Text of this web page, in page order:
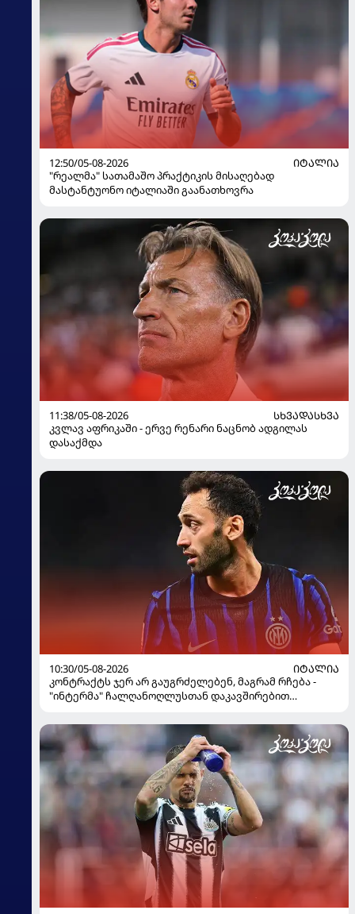
12:50/05-08-2026
ᲘᲢᲐᲚᲘᲐ
"რეალმა" სათამაშო პრაქტიკის მისაღებად
მასტანტუონო იტალიაში გაანათხოვრა
11:38/05-08-2026
ᲡᲮᲕᲐᲓᲐᲡᲮᲕᲐ
კვლავ აფრიკაში - ერვე რენარი ნაცნობ ადგილას
დასაქმდა
10:30/05-08-2026
ᲘᲢᲐᲚᲘᲐ
კონტრაქტს ჯერ არ გაუგრძელებენ, მაგრამ რჩება -
"ინტერმა" ჩალღანოღლუსთან დაკავშირებით